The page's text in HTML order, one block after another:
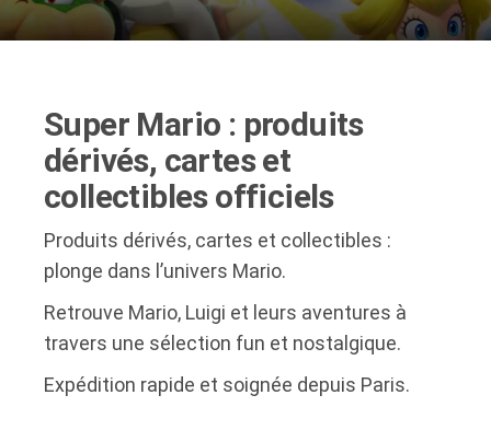
Super Mario : produits
dérivés, cartes et
collectibles officiels
Produits dérivés, cartes et collectibles :
plonge dans l’univers Mario.
Retrouve Mario, Luigi et leurs aventures à
travers une sélection fun et nostalgique.
Expédition rapide et soignée depuis Paris.